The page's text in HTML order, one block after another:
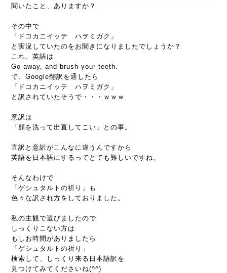
聞いたこと、ありますか？
その中で
「ドコカニイッテ ハヲミガク」
と実況していたのをお聞きになりましたでしょうか？
これ、英語は
Go away, and brush your teeth.
で、Google翻訳を通したら
「ドコカニイッテ ハヲミガク」
と訳されていたそうで・・・ｗｗｗ
意訳は
「顔を洗って出直してこい」との事。
直訳と意訳がこんなに違うんですから
英語を日本語にするってとても難しいですね。
そんなわけで
「ゲシュタルトの祈り」も
色々な訳され方をしておりました。
私の主観で選びましたので
しっくりこない方は
もしお時間がありましたら
「ゲシュタルトの祈り」
検索して、しっくり来る日本語訳を
見つけてみてくださいね(^^)